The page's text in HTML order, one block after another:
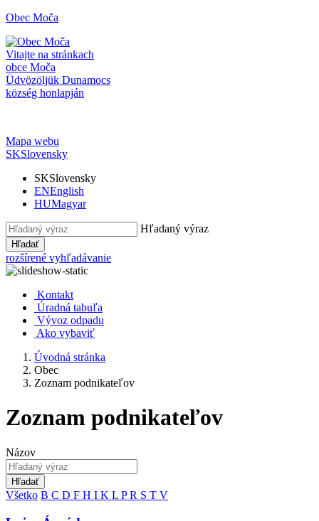
Obec Moča
Vitajte na stránkach
obce Moča
Üdvözöljük Dunamocs
község honlapján
Mapa webu
SKSlovensky
SKSlovensky
ENEnglish
HUMagyar
Hľadaný výraz
Hľadať
rozšírené vyhľadávanie
Kontakt
Úradná tabuľa
Vývoz odpadu
Ako vybaviť
Úvodná stránka
Obec
Zoznam podnikateľov
Zoznam podnikateľov
Názov
Hľadať
Všetko B C D F H I K L PR S T V